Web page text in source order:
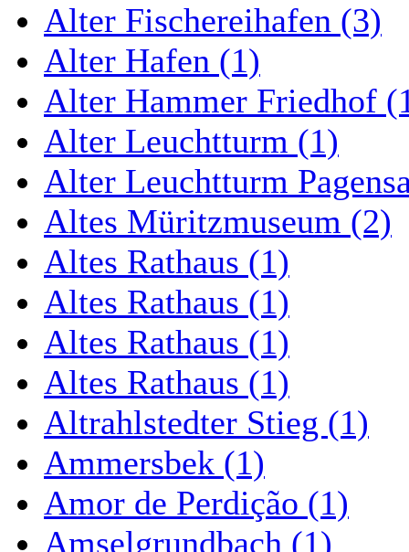
Alter Fischereihafen (3)
Alter Hafen (1)
Alter Hammer Friedhof
Alter Leuchtturm (1)
Alter Leuchtturm
Altes Müritzmuseum (2)
Altes Rathaus (1)
Altes Rathaus (1)
Altes Rathaus (1)
Altes Rathaus (1)
Altrahlstedter Stieg (1)
Ammersbek (1)
Amor de Perdição (1)
Amselgrundbach (1)